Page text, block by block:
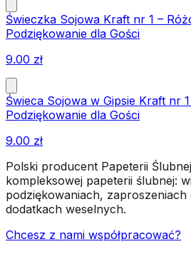
Świeczka Sojowa Kraft nr 1 –
Podziękowanie dla Gości
9.00 zł
Świeca Sojowa w Gipsie Kraft nr
Podziękowanie dla Gości
9.00 zł
Polski producent Papeterii
kompleksowej papeterii ślubnej:
podziękowaniach,
dodatkach weselnych.
Chcesz z nami współpracować?